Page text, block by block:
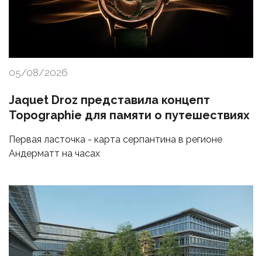
05/08/2026
Jaquet Droz представила концепт
Topographie для памяти о путешествиях
Первая ласточка - карта серпантина в регионе
Андерматт на часах